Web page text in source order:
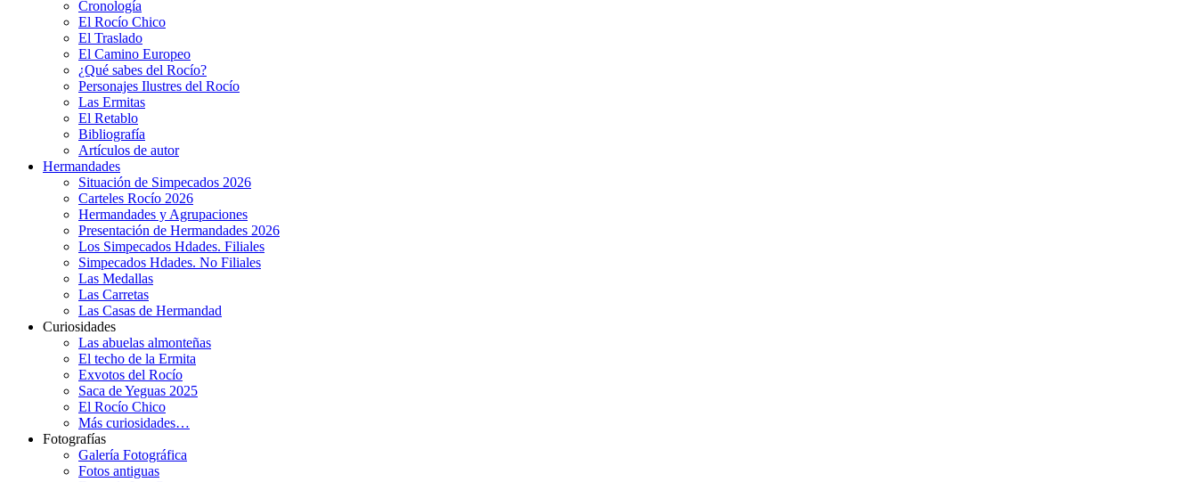
Cronología
El Rocío Chico
El Traslado
El Camino Europeo
¿Qué sabes del Rocío?
Personajes Ilustres del Rocío
Las Ermitas
El Retablo
Bibliografía
Artículos de autor
Hermandades
Situación de Simpecados 2026
Carteles Rocío 2026
Hermandades y Agrupaciones
Presentación de Hermandades 2026
Los Simpecados Hdades. Filiales
Simpecados Hdades. No Filiales
Las Medallas
Las Carretas
Las Casas de Hermandad
Curiosidades
Las abuelas almonteñas
El techo de la Ermita
Exvotos del Rocío
Saca de Yeguas 2025
El Rocío Chico
Más curiosidades…
Fotografías
Galería Fotográfica
Fotos antiguas